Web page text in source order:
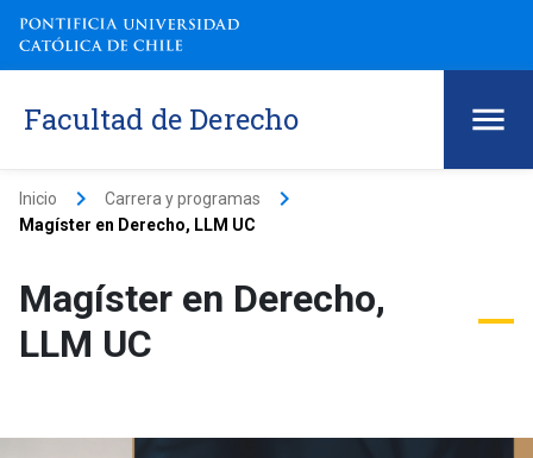
Facultad de Derecho
Inicio keyboard_arrow_right Carrera y programas keyboard_arrow_right
Magíster en Derecho, LLM UC
Magíster en Derecho,
LLM UC